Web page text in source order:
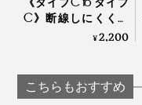
C》断線しにくく丈
夫、ひと目でわかる
CABLE（プリズーム
ケーブル）
¥2,200
こちらもおすすめ